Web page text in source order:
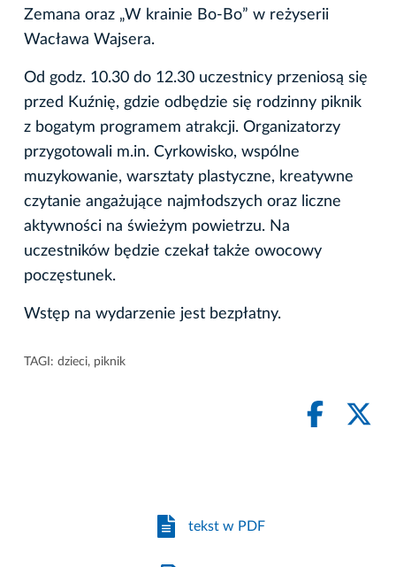
Zemana oraz „W krainie Bo-Bo” w reżyserii
Wacława Wajsera.
Od godz. 10.30 do 12.30 uczestnicy przeniosą się
przed Kuźnię, gdzie odbędzie się rodzinny piknik
z bogatym programem atrakcji. Organizatorzy
przygotowali m.in. Cyrkowisko, wspólne
muzykowanie, warsztaty plastyczne, kreatywne
czytanie angażujące najmłodszych oraz liczne
aktywności na świeżym powietrzu. Na
uczestników będzie czekał także owocowy
poczęstunek.
Wstęp na wydarzenie jest bezpłatny.
TAGI: dzieci, piknik
tekst w PDF